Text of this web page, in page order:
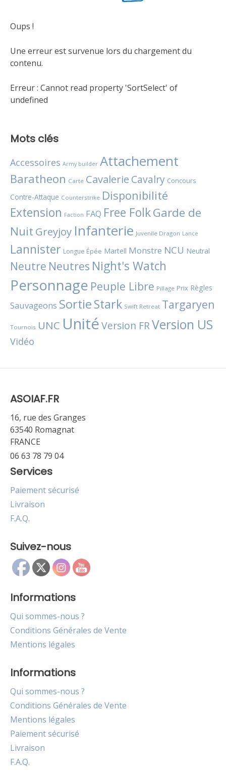
Oups !
Une erreur est survenue lors du chargement du
contenu.
Erreur : Cannot read property 'SortSelect' of
undefined
Mots clés
Accessoires Army builder Attachement
Baratheon Carte Cavalerie Cavalry Concours
Contre-Attaque Counterstrike Disponibilité
Extension Faction FAQ Free FolkGarde de
Nuit Greyjoy Infanterie Juvenile Dragon Lance
Lannister Longue Épée Martell Monstre NCU Neutral
Neutre Neutres Night's Watch
Personnage Peuple Libre Pillage Prix Règles
Sauvageons SortieStark Swift Retreat Targaryen
Tournois UNC UnitéVersion FRVersion US
Vidéo
ASOIAF.FR
16, rue des Granges
63540 Romagnat
FRANCE
06 63 78 79 04
Services
Paiement sécurisé
Livraison
F.A.Q.
Suivez-nous
Informations
Qui sommes-nous ?
Conditions Générales de Vente
Mentions légales
Informations
Qui sommes-nous ?
Conditions Générales de Vente
Mentions légales
Paiement sécurisé
Livraison
F.A.Q.